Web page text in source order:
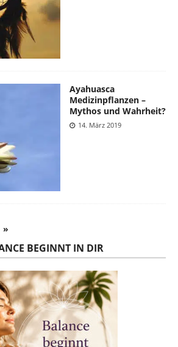
Ayahuasca
Medizinpflanzen –
Mythos und Wahrheit?
14. März 2019
»
BEGINNT IN DIR